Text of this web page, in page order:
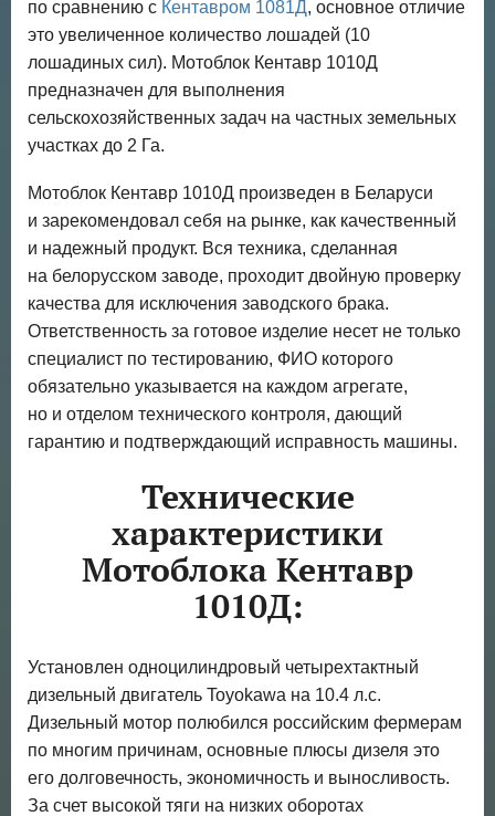
по сравнению с Кентавром 1081Д, основное отличие
это увеличенное количество лошадей (10
лошадиных сил). Мотоблок Кентавр 1010Д
предназначен для выполнения
сельскохозяйственных задач на частных земельных
участках до 2 Га.
Мотоблок Кентавр 1010Д произведен в Беларуси
и зарекомендовал себя на рынке, как качественный
и надежный продукт. Вся техника, сделанная
на белорусском заводе, проходит двойную проверку
качества для исключения заводского брака.
Ответственность за готовое изделие несет не только
специалист по тестированию, ФИО которого
обязательно указывается на каждом агрегате,
но и отделом технического контроля, дающий
гарантию и подтверждающий исправность машины.
Технические
характеристики
Мотоблока Кентавр
1010Д:
Установлен одноцилиндровый четырехтактный
дизельный двигатель Toyokawa на 10.4 л.с.
Дизельный мотор полюбился российским фермерам
по многим причинам, основные плюсы дизеля это
его долговечность, экономичность и выносливость.
За счет высокой тяги на низких оборотах